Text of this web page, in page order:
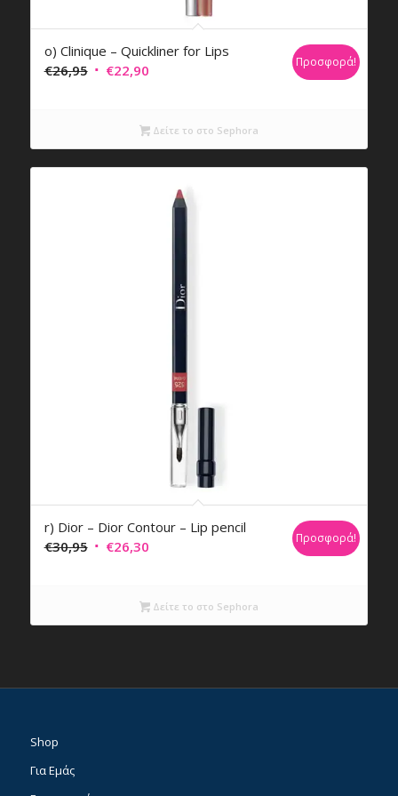
ο) Clinique – Quickliner for Lips
€26,95 Original
€22,90Η
είναι:
€22,90.
Προσφορά!
Δείτε το στο Sephora
r) Dior – Dior Contour – Lip pencil
€30,95 Original
€26,30Η
είναι:
€26,30.
Προσφορά!
Δείτε το στο Sephora
Shop
Για Εμάς